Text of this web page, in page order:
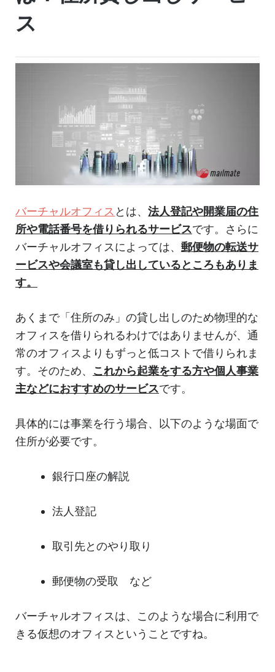
ス
バーチャルオフィス とは、法人登記や開業届の住
所や電話番号を借りられるサービスです。さらに
バーチャルオフィスによっては、 郵便物の転送サ
ービスや会議室も貸し出しているところもありま
す。
あくまで「住所のみ」の貸し出しのため物理的な
オフィスを借りられるわけではありませんが、通
常のオフィスよりもずっと低コストで借りられま
す。そのため、 これから起業をする方や個人事業
主などにおすすめのサービスです。
具体的には事業を行う場合、以下のような場面で
住所が必要です。
銀行口座の解説
法人登記
取引先とのやり取り
郵便物の受取 など
バーチャルオフィスは、このような場合に利用で
きる仮想のオフィスということですね。